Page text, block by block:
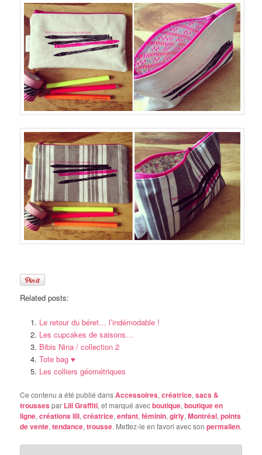
Related posts:
Le retour du béret… l’indémodable !
Les cupcakes de saisons…
Bibis Nina / collection 2
Tote bag ♥
Les colliers géométriques
Ce contenu a été publié dansAccessoires,créatrice,sacs &
trousses par Lili Graffiti, et marqué avecboutique,boutique en
ligne,créations lili,créatrice,enfant,féminin,girly,Montréal,points
de vente,tendance,trousse. Mettez-le en favori avec sonpermalien.